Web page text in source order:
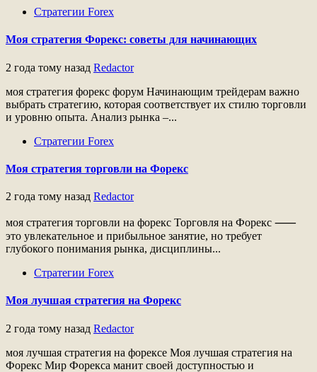
Стратегии Forex
Моя стратегия Форекс: советы для начинающих
2 года тому назад Redactor
моя стратегия форекс форум Начинающим трейдерам важно
выбрать стратегию, которая соответствует их стилю торговли
и уровню опыта. Анализ рынка ‒...
Стратегии Forex
Моя стратегия торговли на Форекс
2 года тому назад Redactor
моя стратегия торговли на форекс Торговля на Форекс ⸺
это увлекательное и прибыльное занятие, но требует
глубокого понимания рынка, дисциплины...
Стратегии Forex
Моя лучшая стратегия на Форекс
2 года тому назад Redactor
моя лучшая стратегия на форексе Моя лучшая стратегия на
Форекс Мир Форекса манит своей доступностью и